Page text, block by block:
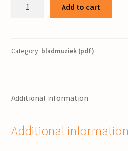
2
Hogenhuis
Add to cart
Category: bladmuziek (pdf)
Additional information
Additional information